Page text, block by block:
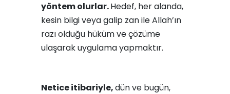
yöntem olurlar.Hedef, her alanda,
kesin bilgi veya galip zan ile Allah’ın
razı olduğu hüküm ve çözüme
ulaşarak uygulama yapmaktır.
Netice itibariyle,dün ve bugün,